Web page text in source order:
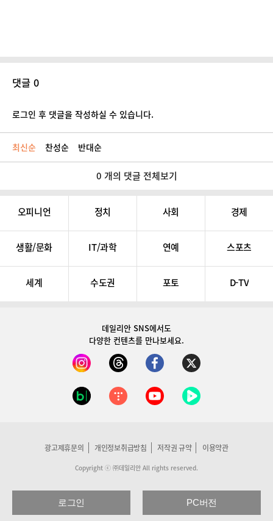
댓글 0
로그인 후 댓글을 작성하실 수 있습니다.
최신순 찬성순 반대순
0 개의 댓글 전체보기
오피니언 정치 사회 경제
생활/문화 IT/과학 연예 스포츠
세계 수도권 포토 D-TV
데일리안 SNS에서도
다양한 컨텐츠를 만나보세요.
광고제휴문의 개인정보취급방침 저작권 규약 이용약관
Copyright ⓒ ㈜데일리안 All rights reserved.
로그인 PC버전